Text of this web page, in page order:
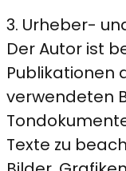
3. Urheber-
Der Autor ist
Publikationen
verwendeten
Texte zu